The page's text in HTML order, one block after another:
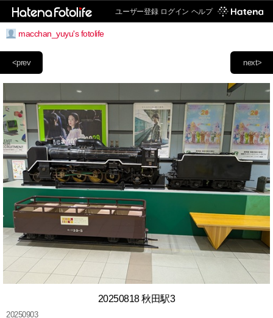
ユーザー登録 ログイン ヘルプ
macchan_yuyu's fotolife
next>
<prev
20250818 秋田駅3
20250903